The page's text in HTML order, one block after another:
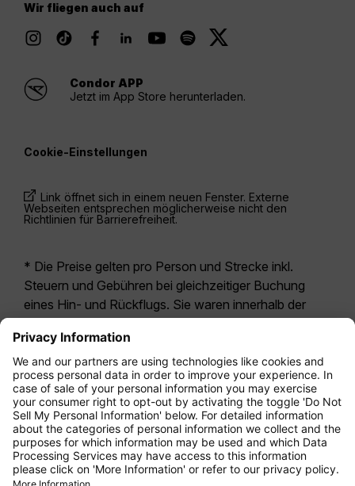
Wir fliegen auch auf
Condor APP
Jetzt im App Store herunterladen.
Cookie-Einstellungen
Link öffnet sich in einem neuen Fenster. Externe
Webseiten entsprechen möglicherweise nicht den
Richtlinien für Barrierefreiheit.
* Die Preise gelten pro Person und Strecke inkl.
Steuern und Gebühren bei gleichzeitiger Buchung
eines Hin- und Rückflugs. Sie waren innerhalb der
möglicherweise nicht mehr aktuell. Bei den für die
Economy Class angegebenen Tarifen handelt es
sich i.d.R. um Economy Zero, unsere restriktivste
Tarifoption. Es können hierfür zusätzliche Gebühren
fürAufgabegepäckoder für andere optionale
Leistungen anfallen. Es gelten dieAllgemeinen
Geschäftsbedingungen .